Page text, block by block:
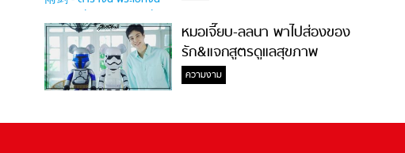
หมอเจี๊ยบ-ลลนา พาไปส่องของ
รัก&แจกสูตรดูแลสุขภาพ
#ล้างจมูกไม่ยากจะสอนให้
ความงาม